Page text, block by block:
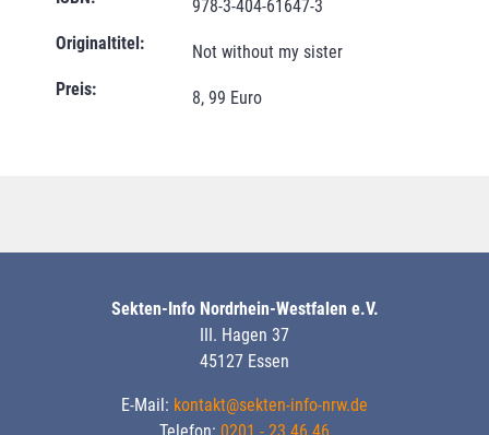
978-3-404-61647-3
Originaltitel:
Not without my sister
Preis:
8, 99 Euro
Sekten-Info Nordrhein-Westfalen e.V.
III. Hagen 37
45127 Essen
E-Mail: kontakt@sekten-info-nrw.de